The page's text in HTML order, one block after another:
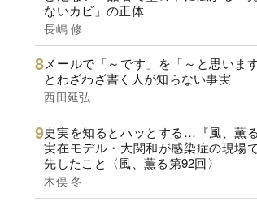
ないカビ」の正体
長嶋 修
メールで「～です」を「～と思います
とわざわざ書く人が知らない事実
西田延弘
史実を知るとハッとする…『風、薫る
実在モデル・大関和が感染症の現場
先したこと〈風、薫る第92回〉
木俣 冬